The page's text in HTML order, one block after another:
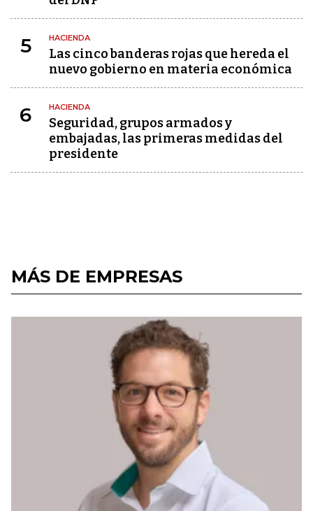
5 HACIENDA
Las cinco banderas rojas que hereda el
nuevo gobierno en materia económica
6 HACIENDA
Seguridad, grupos armados y
embajadas, las primeras medidas del
presidente
MÁS DE EMPRESAS